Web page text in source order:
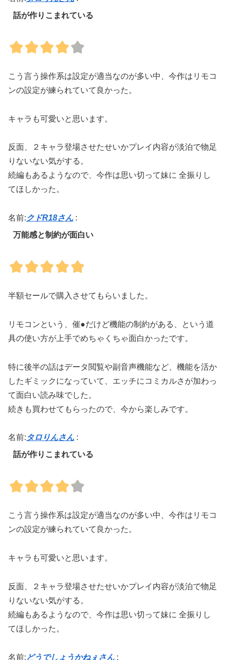
話が作りこまれている
こう言う操作系は設定が適当なのが多い中、今作はリモコ
ンの設定が練られていて良かった。
キャラも可愛いと思います。
反面、２キャラ登場させたせいかプレイ内容が淡泊で物足
りないない気がする。
続編もあるようなので、今作は思い切って妹に 全振りし
てほしかった。
名前: クドR18さん :
万能感と制約が面白い
半額セールで購入させてもらいました。
リモコンという、催●だけど機能の制約がある、という道
具の使い方が上手でめちゃくちゃ面白かったです。
特に後半の話はデータ閲覧や副音声機能など、機能を活か
したギミックになっていて、エッチにコミカルさが加わっ
て面白い読み味でした。
続きも買わせてもらったので、今から楽しみです。
名前: タロりんさん :
話が作りこまれている
こう言う操作系は設定が適当なのが多い中、今作はリモコ
ンの設定が練られていて良かった。
キャラも可愛いと思います。
反面、２キャラ登場させたせいかプレイ内容が淡泊で物足
りないない気がする。
続編もあるようなので、今作は思い切って妹に 全振りし
てほしかった。
名前:どうでしょうかねぇさん :